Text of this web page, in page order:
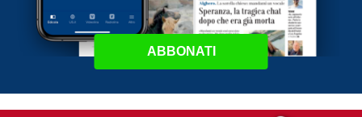
ABBONATI